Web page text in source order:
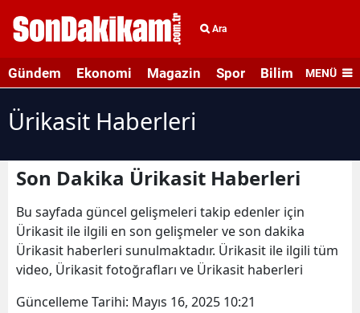
Ara
Gündem Ekonomi Magazin Spor Bilim veMENÜ
Ürikasit Haberleri
Son Dakika Ürikasit Haberleri
Bu sayfada güncel gelişmeleri takip edenler için
Ürikasit ile ilgili en son gelişmeler ve son dakika
Ürikasit haberleri sunulmaktadır. Ürikasit ile ilgili tüm
video, Ürikasit fotoğrafları ve Ürikasit haberleri
Güncelleme Tarihi: Mayıs 16, 2025 10:21